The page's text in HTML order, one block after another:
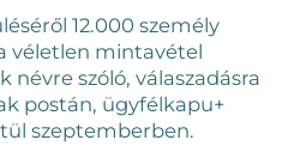
12.000 személy
véletlen mintavétel
névre szóló, válaszadásra
postán, ügyfélkapu+
szeptemberben.